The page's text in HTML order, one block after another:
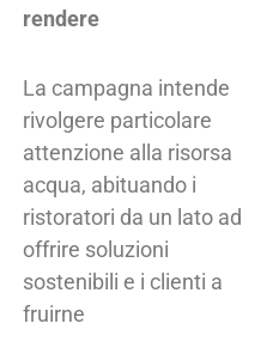
rendere
La campagna intende
rivolgere particolare
attenzione alla risorsa
acqua, abituando i
ristoratori da un lato ad
offrire soluzioni
sostenibili e i clienti a
fruirne